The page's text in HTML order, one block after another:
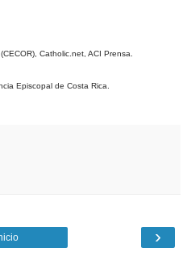
Catholic.net, ACI Prensa.
Episcopal de Costa Rica.
›